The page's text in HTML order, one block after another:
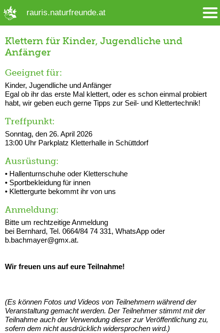
rauris.naturfreunde.at
Klettern für Kinder, Jugendliche und
Anfänger
Geeignet für:
Kinder, Jugendliche und Anfänger
Egal ob ihr das erste Mal klettert, oder es schon einmal probiert
habt, wir geben euch gerne Tipps zur Seil- und Klettertechnik!
Treffpunkt:
Sonntag, den 26. April 2026
13:00 Uhr Parkplatz Kletterhalle in Schüttdorf
Ausrüstung:
• Hallenturnschuhe oder Kletterschuhe
• Sportbekleidung für innen
• Klettergurte bekommt ihr von uns
Anmeldung:
Bitte um rechtzeitige Anmeldung
bei Bernhard, Tel. 0664/84 74 331, WhatsApp oder
b.bachmayer@gmx.at.
Wir freuen uns auf eure Teilnahme!
(Es können Fotos und Videos von Teilnehmern während der
Veranstaltung gemacht werden. Der Teilnehmer stimmt mit der
Teilnahme auch der Verwendung dieser zur Veröffentlichung zu,
sofern dem nicht ausdrücklich widersprochen wird.)